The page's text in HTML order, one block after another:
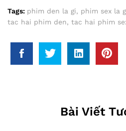
Tags: phim den la gi, phim sex la
tac hai phim den, tac hai phim
Bài Viết